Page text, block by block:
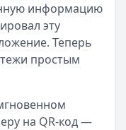
информацию
эту
Теперь
простым
на QR-код —